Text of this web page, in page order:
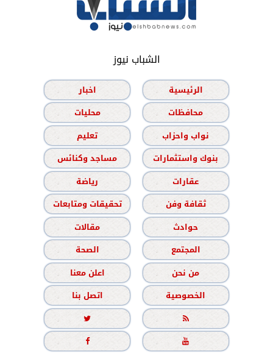
الشباب نيوز
الرئيسية
اخبار
محافظات
محليات
نواب واحزاب
تعليم
بنوك واستثمارات
مساجد وكنائس
عقارات
رياضة
ثقافة وفن
تحقيقات ومتابعات
حوادث
مقالات
المجتمع
الصحة
من نحن
اعلن معنا
الخصوصية
اتصل بنا



